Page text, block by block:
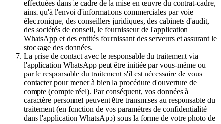
effectuées dans le cadre de la mise en œuvre du contrat-cadre,
ainsi qu'à l'envoi d'informations commerciales par voie
électronique, des conseillers juridiques, des cabinets d'audit,
des sociétés de conseil, le fournisseur de l'application
WhatsApp et des entités fournissant des serveurs et assurant le
stockage des données.
La prise de contact avec le responsable du traitement via
l'application WhatsApp peut être initiée par vous-même ou
par le responsable du traitement s'il est nécessaire de vous
contacter pour mener à bien la procédure d'ouverture de
compte (compte réel). Par conséquent, vos données à
caractère personnel peuvent être transmises au responsable du
traitement (en fonction de vos paramètres de confidentialité
dans l'application WhatsApp) sous la forme de votre photo de